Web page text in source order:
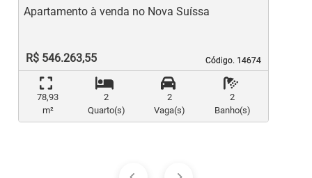
Código. 14674
Código. 14674
Apartamento à venda no Nova Suíssa
R$ 546.263,55
78,93
m²
2
Quarto(s)
2
Vaga(s)
2
Banho(s)